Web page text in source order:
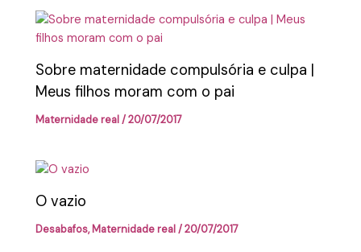
Sobre maternidade compulsória e culpa |
Meus filhos moram com o pai
Maternidade real/20/07/2017
O vazio
Desabafos,Maternidade real/20/07/2017